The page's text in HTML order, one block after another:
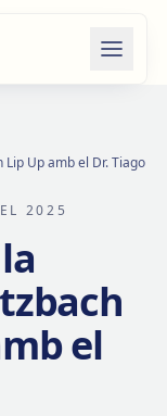
Lip Up amb el Dr. Tiago
2025
el